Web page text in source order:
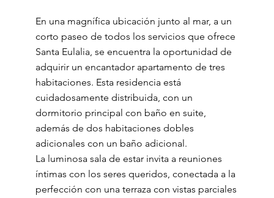
En una magnífica ubicación junto al mar, a un
corto paseo de todos los servicios que ofrece
Santa Eulalia, se encuentra la oportunidad de
adquirir un encantador apartamento de tres
habitaciones. Esta residencia está
cuidadosamente distribuida, con un
dormitorio principal con baño en suite,
además de dos habitaciones dobles
adicionales con un baño adicional.
La luminosa sala de estar invita a reuniones
íntimas con los seres queridos, conectada a la
perfección con una terraza con vistas parciales